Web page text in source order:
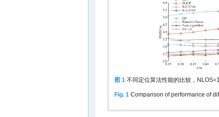
图 1不同定位算法性能的比较，
Fig. 1Comparison of performance of